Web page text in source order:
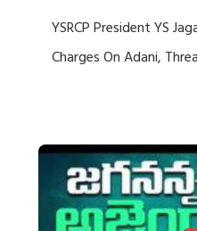
YSRCP President YS
Charges On Adani,